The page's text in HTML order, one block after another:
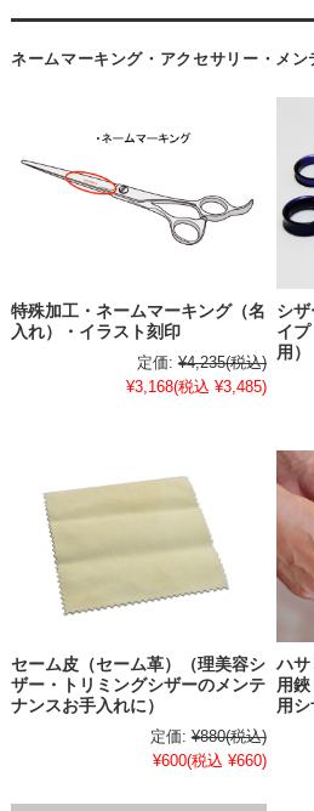
ネームマーキング・アクセサリー・メン
特殊加工・ネームマーキング（名
入れ）・イラスト刻印
定価: ¥4,235(税込)
¥3,168(税込 ¥3,485)
シ
イ
用）
セーム皮（セーム革）（理美容シ
ザー・トリミングシザーのメンテ
ナンスお手入れに）
定価: ¥880(税込)
¥600(税込 ¥660)
ハサ
用
用シ